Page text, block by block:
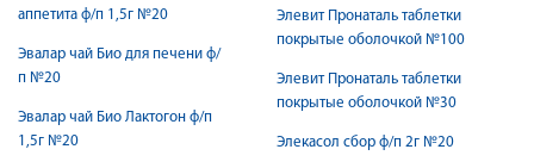
аппетита ф/п 1,5г №20
Эвалар чай Био для печени ф/
п №20
Эвалар чай Био Лактогон ф/п
1,5г №20
Элевит Пронаталь таблетки
покрытые оболочкой №100
Элевит Пронаталь таблетки
покрытые оболочкой №30
Элекасол сбор ф/п 2г №20